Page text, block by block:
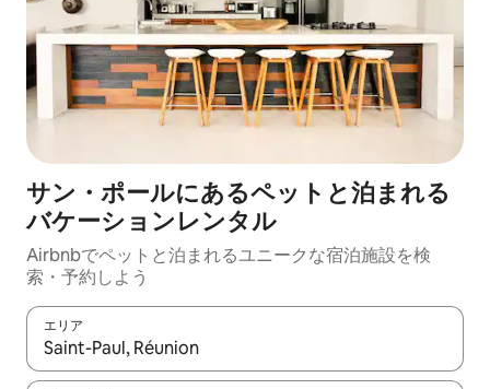
サン・ポールにあるペットと泊まれる
バケーションレンタル
Airbnbでペットと泊まれるユニークな宿泊施設を検
索・予約しよう
エリア
検索結果が表示されたら、上下の矢印キーを使って移動するか